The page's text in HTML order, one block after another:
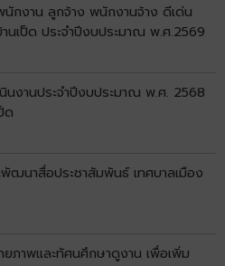
นักงาน ลูกจ้าง พนักงานจ้าง ดีเด่น
นเป็ด ประจำปีงบประมาณ พ.ศ.2569
นงานประจำปีงบประมาณ พ.ศ. 2568
ด
ฒนาสื่อประชาสัมพันธ์ เทศบาลเมือง
ภาพและทัศนศึกษาดูงาน เพื่อเพิ่ม